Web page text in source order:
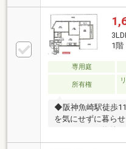
1階
専用庭
所有権
◆阪神魚崎駅徒歩
を気にせずに暮ら
庭付きです！ ◆魚